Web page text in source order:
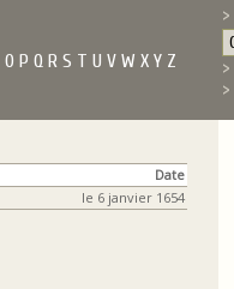
O P Q R S T U V W X Y Z